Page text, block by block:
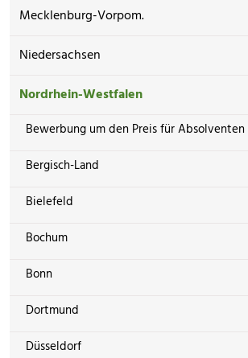
Mecklenburg-Vorpom.
Niedersachsen
Nordrhein-Westfalen
Bewerbung um den Preis für Absolventen
Bergisch-Land
Bielefeld
Bochum
Bonn
Dortmund
Düsseldorf